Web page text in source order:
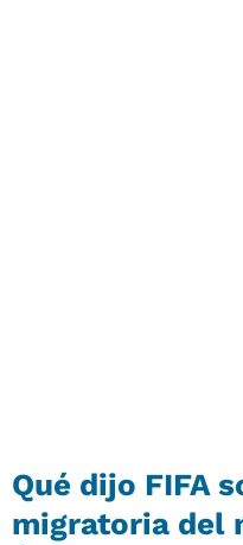
Qué dijo FIFA
migratoria del